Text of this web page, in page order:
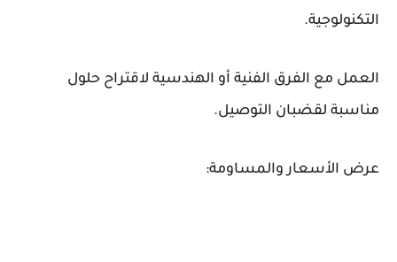
التكنولوجية.
العمل مع الفرق الفنية أو الهندسية لاقتراح حلول
مناسبة لقضبان التوصيل.
عرض الأسعار والمساومة: